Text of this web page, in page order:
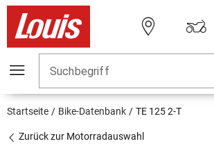
Suchbegriff
Startseite Bike-Datenbank TE 125 2-T
Zurück zur Motorradauswahl